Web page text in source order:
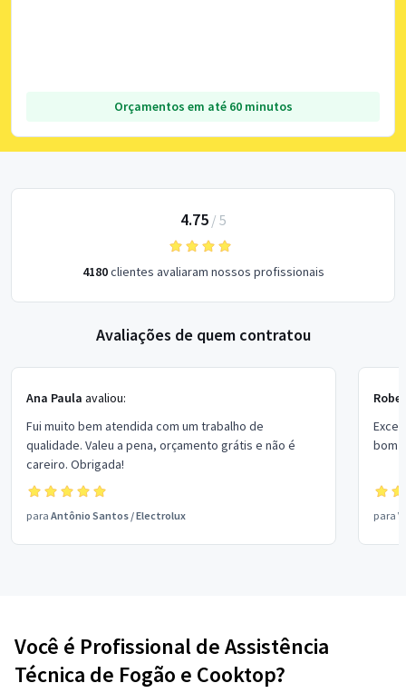
Orçamentos em até 60 minutos
4.75/ 5
4180clientes avaliaram nossos profissionais
Avaliações de quem contratou
Ana Paula avaliou:
Fui muito bem atendida com um trabalho de
qualidade. Valeu a pena, orçamento grátis e não é
careiro. Obrigada!
para Antônio Santos /Electrolux
bom
para
Você é Profissional de Assistência
Técnica de Fogão e Cooktop?